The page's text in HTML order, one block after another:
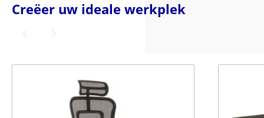
Creëer uw ideale werkplek